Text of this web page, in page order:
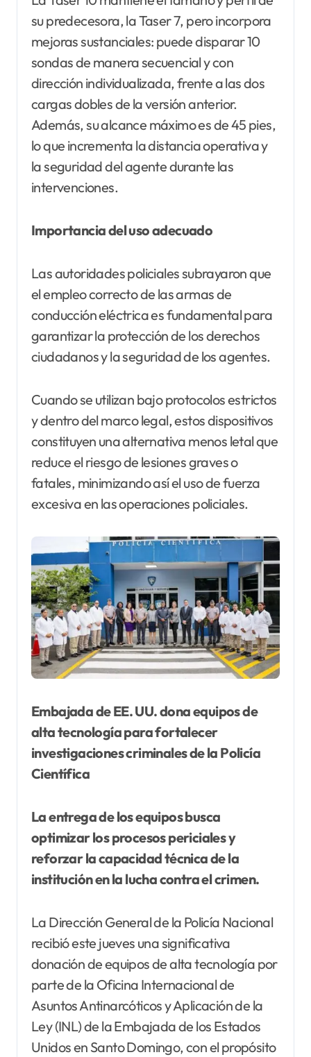
su predecesora, la Taser 7, pero incorpora
mejoras sustanciales: puede disparar 10
sondas de manera secuencial y con
dirección individualizada, frente a las dos
cargas dobles de la versión anterior.
Además, su alcance máximo es de 45 pies,
lo que incrementa la distancia operativa y
la seguridad del agente durante las
intervenciones.
Importancia del uso adecuado
Las autoridades policiales subrayaron que
el empleo correcto de las armas de
conducción eléctrica es fundamental para
garantizar la protección de los derechos
ciudadanos y la seguridad de los agentes.
Cuando se utilizan bajo protocolos estrictos
y dentro del marco legal, estos dispositivos
constituyen una alternativa menos letal que
reduce el riesgo de lesiones graves o
fatales, minimizando así el uso de fuerza
excesiva en las operaciones policiales.
Embajada de EE. UU. dona equipos de
alta tecnología para fortalecer
investigaciones criminales de la Policía
Científica
La entrega de los equipos busca
optimizar los procesos periciales y
reforzar la capacidad técnica de la
institución en la lucha contra el crimen.
La Dirección General de la Policía Nacional
recibió este jueves una significativa
donación de equipos de alta tecnología por
parte de la Oficina Internacional de
Asuntos Antinarcóticos y Aplicación de la
Ley (INL) de la Embajada de los Estados
Unidos en Santo Domingo, con el propósito